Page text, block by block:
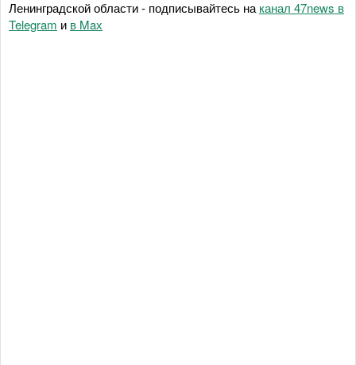
Ленинградской области - подписывайтесь на канал 47news в
Telegram и в Maх